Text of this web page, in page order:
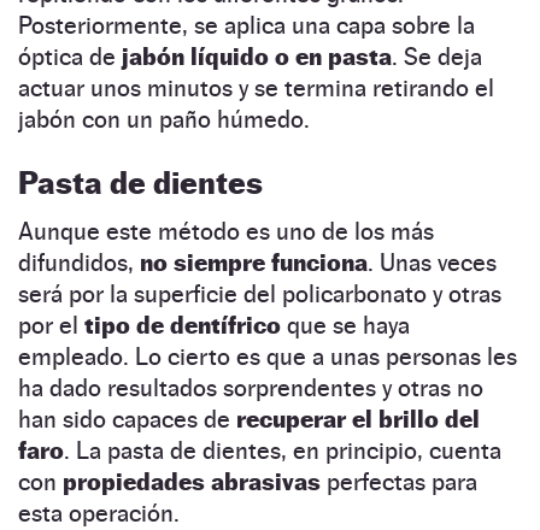
Posteriormente, se aplica una capa sobre la
óptica de jabón líquido o en pasta. Se deja
actuar unos minutos y se termina retirando el
jabón con un paño húmedo.
Pasta de dientes
Aunque este método es uno de los más
difundidos, no siempre funciona. Unas veces
será por la superficie del policarbonato y otras
por el tipo de dentífrico que se haya
empleado. Lo cierto es que a unas personas les
ha dado resultados sorprendentes y otras no
han sido capaces de recuperar el brillo del
faro. La pasta de dientes, en principio, cuenta
con propiedades abrasivas perfectas para
esta operación.